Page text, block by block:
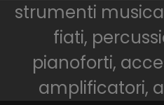
strumenti
fiati,
pianoforti,
amplificatori,